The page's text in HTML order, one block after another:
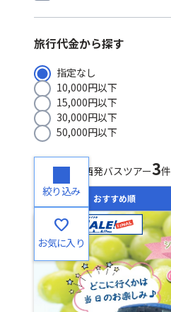
旅行代金から探す
指定なし
10,000円以下
15,000円以下
30,000円以下
50,000円以下
絞り込み
favorite
お気に入り
検索結果 関西発バスツアー3件
おすすめ順